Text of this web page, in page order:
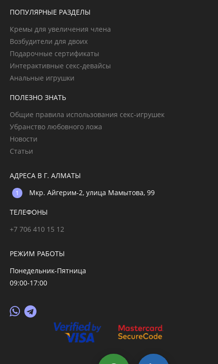
ПОПУЛЯРНЫЕ РАЗДЕЛЫ
Кремы для увеличения члена
Возбудители для двоих
Подарочные сертификаты
Интерактивные секс-девайсы
Анальные игрушки
ПОЛЕЗНО ЗНАТЬ
Общие правила использования секс-игрушек
Убранство любовного ложа
Новости
Статьи
АДРЕСА В Г. АЛМАТЫ
Мкр. Айгерим-2, улица Мамытова, 99
ТЕЛЕФОНЫ
+7 706 410 15 12
РЕЖИМ РАБОТЫ
Понедельник-Пятница
09:00-17:00